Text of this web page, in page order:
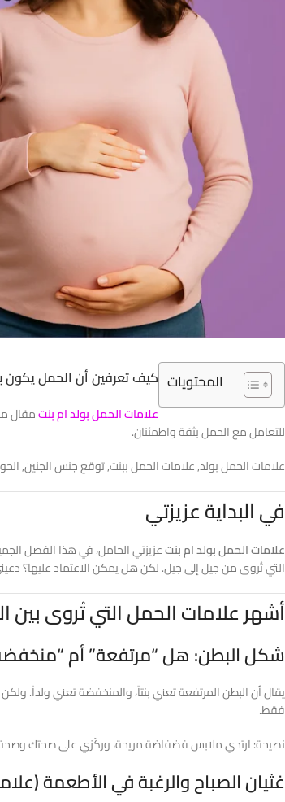
المحتويات كيف تعرفين أن الحمل يكون
علامات الحمل بولد ام بنتمقال
للتعامل مع الحمل بثقة واطمئنان.
علامات الحمل بولد, علامات الحمل ببنت, توقع جنس الجنين,
في البداية عزيزتي
علامات الحمل بولد ام بنتعزيزتي الحامل، في هذا الفصل
التي تُروى من جيل إلى جيل. لكن هل يمكن الاعتماد عليها؟
أشهر علامات الحمل التي تُروى بين
شكل البطن: هل “مرتفعة” أم
يقال أن البطن المرتفعة تعني بنتاً، والمنخفضة تعني ولداً.
فقط.
نصيحة: ارتدي ملابس فضفاضة مريحة، وركّزي على صحتك وصحة
غثيان الصباح والرغبة في الأطعمة